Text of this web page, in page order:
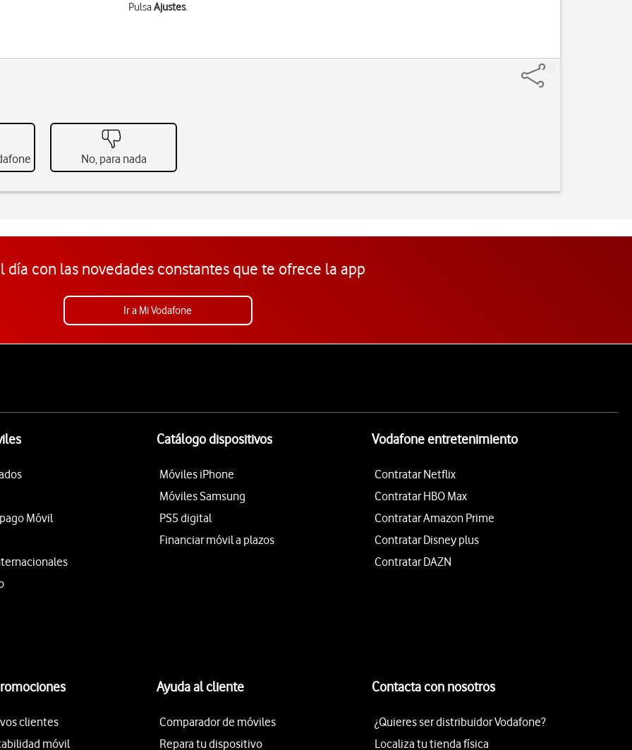
PulsaAjustes.
No, para nada
día con las novedades constantes que te ofrece la app
Ir a Mi Vodafone
Móvil
Catálogo dispositivos
Móviles iPhone
Móviles Samsung
PS5 digital
Financiar móvil a plazos
Vodafone entretenimiento
Contratar Netflix
Contratar HBO Max
Contratar Amazon Prime
Contratar Disney plus
Contratar DAZN
clientes
móvil
Ayuda al cliente
Comparador de móviles
Repara tu dispositivo
Contacta con nosotros
¿Quieres ser distribuidor Vodafone?
Localiza tu tienda física